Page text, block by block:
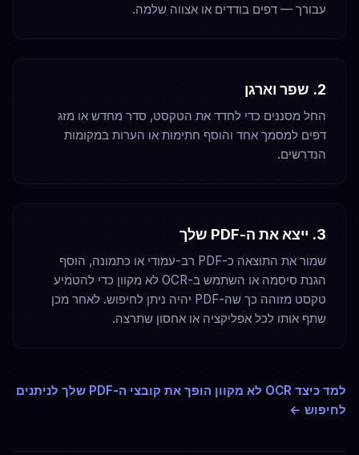
עבורך — דפים בודדים או אצווה שלמה.
2. שפר וארגן
החל מסננים כדי לחדד את הטקסט, סדר מחדש או מזג
דפים למסמך אחד והוסף חתימות או הערות במקומות
הנדרשים.
3. ייצא את ה-PDF שלך
שמור את התוצאה כ-PDF רב-עמודי או כתמונה, הוסף
הגנת סיסמה או השתמש ב-OCR לא מקוון כדי להטמיע
טקסט מזוהה כך שה-PDF יהיה ניתן לחיפוש. לאחר מכן
שתף אותו לכל אפליקציה או אחסון שתרצה.
למד כיצד OCR לא מקוון הופך את קובצי ה-PDF שלך לניתנים
לחיפוש ←